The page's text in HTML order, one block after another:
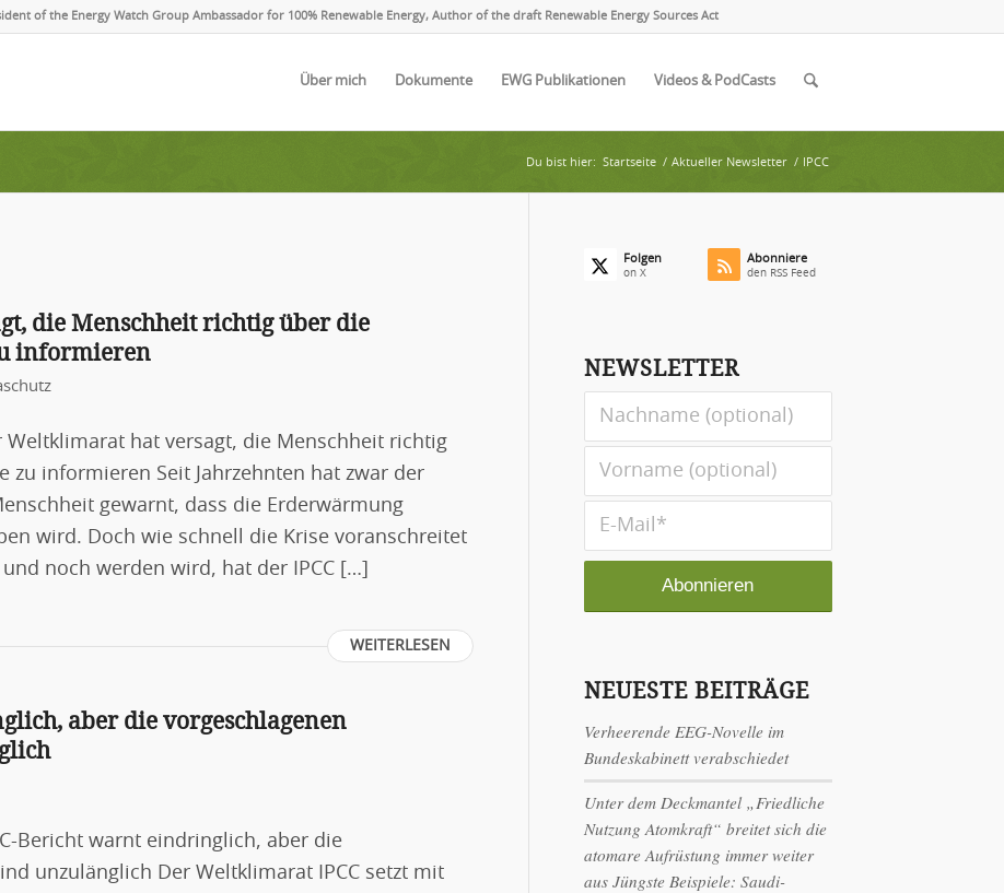
of the Energy Watch Group Ambassador for 100% Renewable Energy, Author of the draft Renewable Energy Sources Act
Über mich Dokumente EWG Publikationen Videos & PodCasts
Du bist hier: Startseite / Aktueller Newsletter / IPCC
die Menschheit richtig über die
informieren
Weltklimarat hat versagt, die Menschheit richtig
zu informieren Seit Jahrzehnten hat zwar der
gewarnt, dass die Erderwärmung
wird. Doch wie schnell die Krise voranschreitet
noch werden wird, hat der IPCC […]
WEITERLESEN
aber die vorgeschlagenen
Bericht warnt eindringlich, aber die
unzulänglich Der Weltklimarat IPCC setzt mit
Folgen
on X
Abonniere
den RSS Feed
NEWSLETTER
NEUESTE BEITRÄGE
Verheerende EEG-Novelle im
Bundeskabinett verabschiedet
Unter dem Deckmantel „Friedliche
Nutzung Atomkraft“ breitet sich die
atomare Aufrüstung immer weiter
aus Jüngste Beispiele: Saudi-